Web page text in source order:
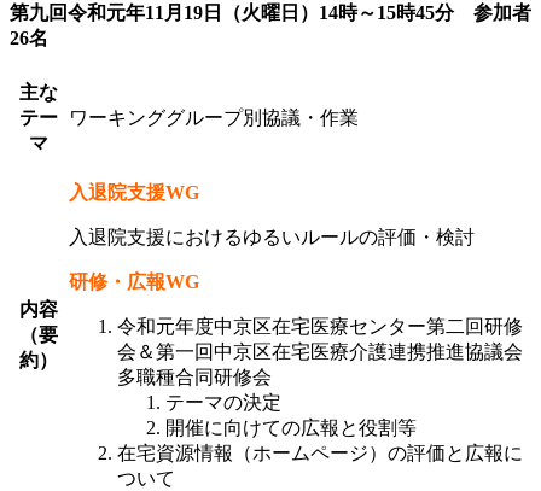
第九回令和元年11月19日（火曜日）14時～15時45分 参加者
26名
主な
テー
マ
ワーキンググループ別協議・作業
内容
（要
約）
入退院支援WG
入退院支援におけるゆるいルールの評価・検討
研修・広報WG
令和元年度中京区在宅医療センター第二回研修
会＆第一回中京区在宅医療介護連携推進協議会
多職種合同研修会
テーマの決定
開催に向けての広報と役割等
在宅資源情報（ホームページ）の評価と広報に
ついて